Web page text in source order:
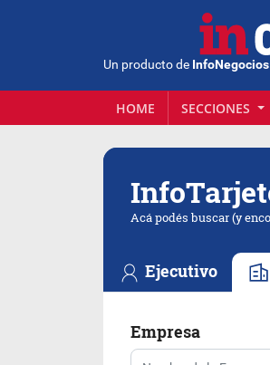
Un producto de InfoNegocios
HOME SECCIONES
Info
Acá podés buscar (y
Ejecutivo
Empresa